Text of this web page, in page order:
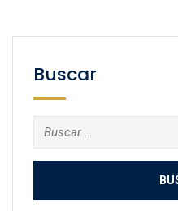
Buscar
Buscar: